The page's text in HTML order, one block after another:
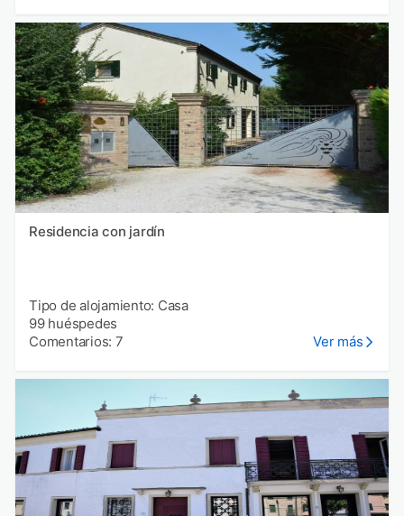
Residencia con jardín
Tipo de alojamiento: Casa
99 huéspedes
Comentarios: 7
Ver más